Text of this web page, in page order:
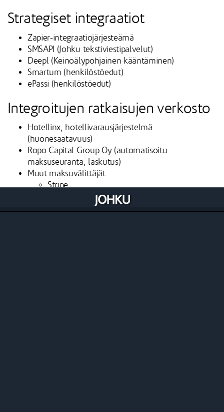
Strategiset integraatiot
Zapier-integraatiojärjesteämä
SMSAPI (Johku tekstiviestipalvelut)
Deepl (Keinoälypohjainen kääntäminen)
Smartum (henkilöstöedut)
ePassi (henkilöstöedut)
Integroitujen ratkaisujen verkosto
Hotellinx, hotellivarausjärjestelmä
(huonesaatavuus)
Ropo Capital Group Oy (automatisoitu
maksuseuranta, laskutus)
Muut maksuvälittäjät
Stripe
Alipay (Stripen kautta)